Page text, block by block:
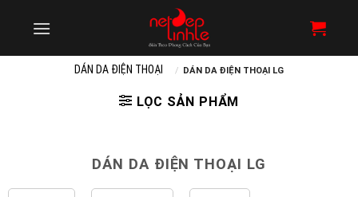
DÁN DA ĐIỆN THOẠI / DÁN DA ĐIỆN THOẠI LG
LỌC SẢN PHẨM
DÁN DA ĐIỆN THOẠI LG